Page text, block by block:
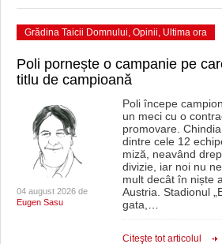
HARTA TIMIŞOAREI
LICEE, ŞCOLI ŞI GRĂDINIŢE DIN TIMIŞ
PRIMĂRIILE DIN TIMIŞ
SFATUL MEDICULUI
SFATURI JURIDICE
Grădina Taicii Domnului, Opinii, Ultima ora
Poli pornește o campanie pe
titlu de campioană
04 august 2026 de
Eugen Sasu
Poli începe
un meci cu o
promovare.
dintre cele 12
miză, neavând
divizie, iar noi nu
mult decât în niște
Austria. Stadionul
gata,
Citeşte tot articolul